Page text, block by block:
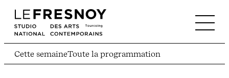
Cette semaineToute la programmation